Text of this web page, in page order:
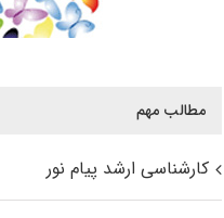
مطالب مهم
کارشناسی ارشد پیام نور